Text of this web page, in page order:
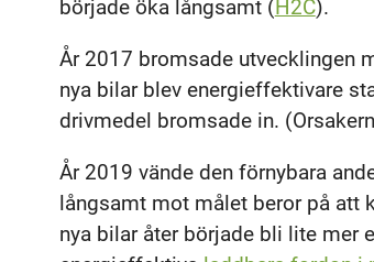
började öka långsamt (H2C).
År 2017 bromsade utvecklingen
nya bilar blev energieffektivare
drivmedel bromsade in.
År 2019 vände den förnybara
långsamt mot målet beror på att
nya bilar åter började bli lite mer